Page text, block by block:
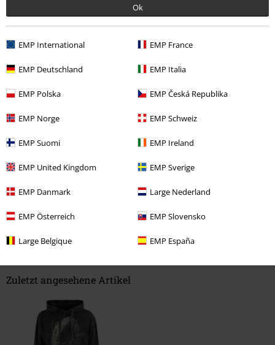
Ok
EMP International EMP France
EMP Deutschland EMP Italia
EMP Polska EMP Česká Republika
EMP Norge EMP Schweiz
EMP Suomi EMP Ireland
EMP United Kingdom EMP Sverige
EMP Danmark Large Nederland
EMP Österreich EMP Slovensko
Large Belgique EMP España
Qualität
Weite
zu eng
perfekt
zu kurz
perfekt
Verifizierte Rezension
War diese Bewertung hilfreich für dich?
Zuletzt angesehene Artikel